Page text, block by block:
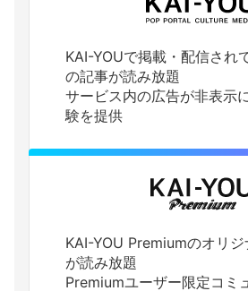
KAI-YOUで掲載・配信され
の記事が読み放題
サービス内の広告が非表示
験を提供
KAI-YOU Premiumのオリ
が読み放題
Premiumユーザー限定コミ